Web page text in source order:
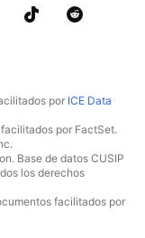
por ICE Data
por FactSet.
Base de datos CUSIP
los derechos
facilitados por